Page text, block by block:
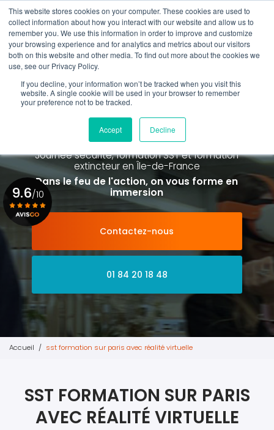
This website stores cookies on your computer. These cookies are used to
collect information about how you interact with our website and allow us to
remember you. We use this information in order to improve and customize
your browsing experience and for analytics and metrics about our visitors
both on this website and other media. To find out more about the cookies we
use, see our Privacy Policy.
If you decline, your information won’t be tracked when you visit this
website. A single cookie will be used in your browser to remember
your preference not to be tracked.
Accept Decline
Aller
au
contenu
principal
01 84 20 18 48
Rappel gratuit
Spécialiste de la formation SST et
de la Formation Incendie
à Paris La Défense depuis 2015
Journée sécurité, formation SST et formation
extincteuren Île-de-France
Dans le feu de l'action, on vous forme en
immersion
Contactez-nous
01 84 20 18 48
9.6/10
Voir le certificat
Accueil sst formation sur paris avec réalité virtuelle
SST FORMATION SUR PARIS
AVEC RÉALITÉ VIRTUELLE